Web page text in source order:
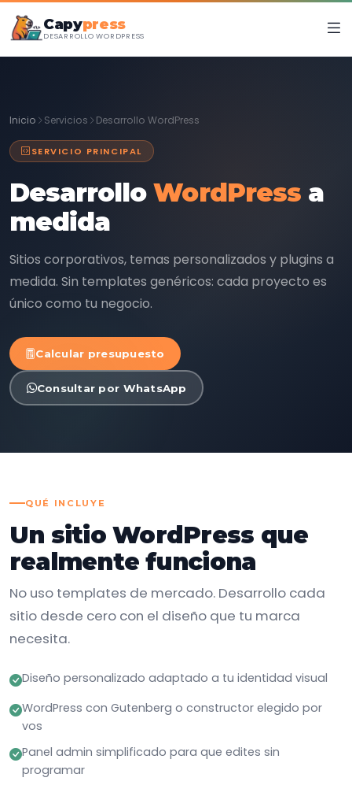
Capypress
DESARROLLO WORDPRESS
Inicio Servicios Desarrollo WordPress
SERVICIO PRINCIPAL
DesarrolloWordPressa
medida
Sitios corporativos, temas personalizados y plugins a
medida. Sin templates genéricos: cada proyecto es
único como tu negocio.
Calcular presupuesto
Consultar por WhatsApp
QUÉ INCLUYE
Un sitio WordPress que
realmente funciona
No uso templates de mercado. Desarrollo cada
sitio desde cero con el diseño que tu marca
necesita.
Diseño personalizado adaptado a tu identidad visual
WordPress con Gutenberg o constructor elegido por
vos
Panel admin simplificado para que edites sin
programar